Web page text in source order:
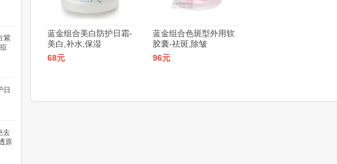
蓝金组合美白防护日霜-
美白,补水,保湿
68元
蓝金组合色斑型外用软
胶囊-祛斑,除皱
96元
紫
日
去
原